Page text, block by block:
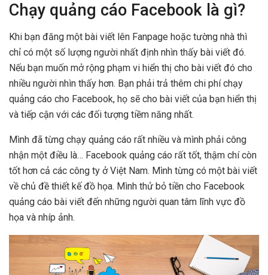
Chạy quảng cáo Facebook là gì?
Khi bạn đăng một bài viết lên Fanpage hoặc tường nhà thì
chỉ có một số lượng người nhất định nhìn thấy bài viết đó.
Nếu bạn muốn mở rộng phạm vi hiển thị cho bài viết đó cho
nhiều người nhìn thấy hơn. Bạn phải trả thêm chi phí chạy
quảng cáo cho Facebook, họ sẽ cho bài viết của bạn hiển thị
và tiếp cận với các đối tượng tiềm năng nhất.
Mình đã từng chạy quảng cáo rất nhiều và mình phải công
nhận một điều là… Facebook quảng cáo rất tốt, thậm chí còn
tốt hơn cả các công ty ở Việt Nam. Mình từng có một bài viết
về chủ đề thiết kế đồ họa. Mình thử bỏ tiền cho Facebook
quảng cáo bài viết đến những người quan tâm lĩnh vực đồ
họa và nhíp ảnh.